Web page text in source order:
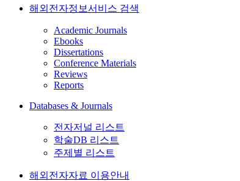
해외전자정보서비스 검색
Academic Journals
Ebooks
Dissertations
Conference Materials
Reviews
Reports
Databases & Journals
전자저널 리스트
학술DB 리스트
주제별 리스트
해외전자자료 이용안내